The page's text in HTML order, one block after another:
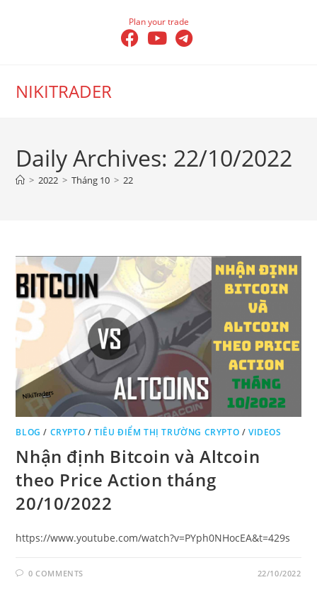
Plan your trade
NIKITRADER
Daily Archives: 22/10/2022
> 2022 > Tháng 10 > 22
BLOG / CRYPTO /TIÊU ĐIỂM THỊ TRƯỜNG CRYPTO /VIDEOS
Nhận định Bitcoin và Altcoin
theo Price Action tháng
20/10/2022
https://www.youtube.com/watch?v=PYph0NHocEA&t=429s
0 COMMENTS 22/10/2022